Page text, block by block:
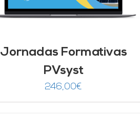
Jornadas Formativas
PVsyst
246,00€